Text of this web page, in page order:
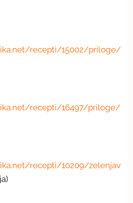
recepti/15002/priloge/
recepti/16497/priloge/
recepti/10209/zelenjav